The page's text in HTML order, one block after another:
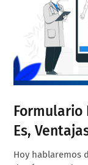
Formulario
Es,
Hoy hablaremos